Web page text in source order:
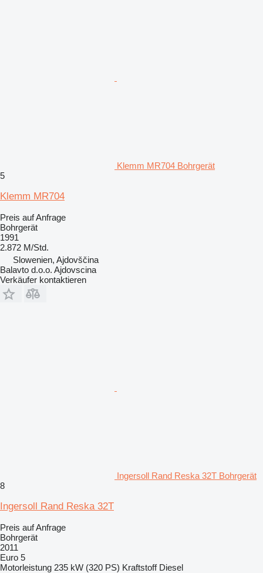
Klemm MR704 Bohrgerät
5
Klemm MR704
Preis auf Anfrage
Bohrgerät
1991
2.872 M/Std.
Slowenien, Ajdovščina
Balavto d.o.o. Ajdovscina
Verkäufer kontaktieren
Ingersoll Rand Reska 32T Bohrgerät
8
Ingersoll Rand Reska 32T
Preis auf Anfrage
Bohrgerät
2011
Euro 5
Motorleistung 235 kW (320 PS) Kraftstoff Diesel